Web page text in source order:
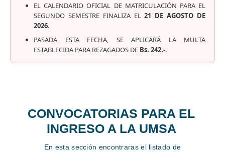
EL CALENDARIO OFICIAL DE MATRICULACIÓN PARA EL
SEGUNDO SEMESTRE FINALIZA EL21 DE AGOSTO DE
2026.
PASADA ESTA FECHA, SE APLICARÁ LA MULTA
ESTABLECIDA PARA REZAGADOS DE Bs. 242.-.
CONVOCATORIAS PARA EL
INGRESO A LA UMSA
En esta sección encontraras el listado de